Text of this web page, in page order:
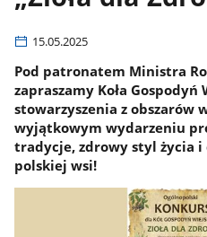
15.05.2025
Pod patronatem Ministra
zapraszamy Koła Gospodyń
stowarzyszenia z obszarów
wyjątkowym wydarzeniu
tradycje, zdrowy styl życia
polskiej wsi!